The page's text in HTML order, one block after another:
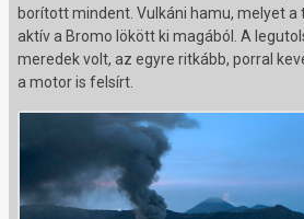
borított mindent. Vulkáni hamu, melyet a
aktív a Bromo lökött ki magából. A
meredek volt, az egyre ritkább, porral
a motor is felsírt.